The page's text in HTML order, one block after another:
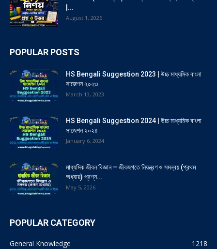
|...
August 1, 2026
POPULAR POSTS
HS Bengali Suggestion 2023 | উচ্চ মাধ্যমিক বাংলা
সাজেশন ২০২৩
March 13, 2023
HS Bengali Suggestion 2024 | উচ্চ মাধ্যমিক বাংলা
সাজেশন ২০২৪
January 6, 2024
মাধ্যমিক জীবন বিজ্ঞান – জীবজগতে নিয়ন্ত্রণ ও সমন্বয় (প্রথম
অধ্যায়) প্রশ্ন...
May 5, 2026
POPULAR CATEGORY
General Knowledge
1218